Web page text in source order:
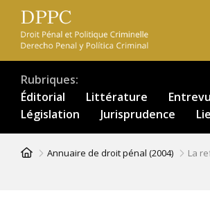
Aller
contenu
principal
Rubriques
Éditorial
Littérature
Législation
Jurisprudence
Fil
d'Ariane
Annuaire de droit pénal (2004) La